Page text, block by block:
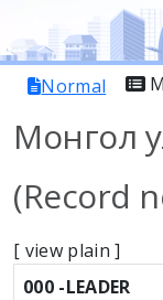
Normal
Монгол
(Record
[ view plain ]
MARC details
000 -LEADER